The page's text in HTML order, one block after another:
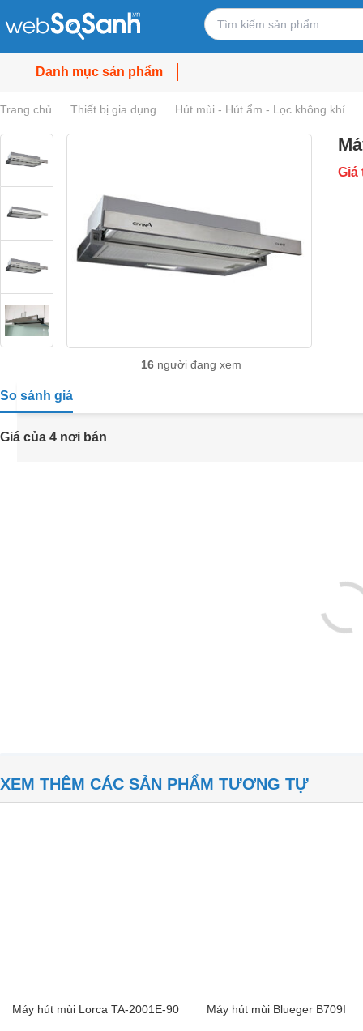
Danh mục sản phẩm
Trang chủ Thiết bị gia dụng Hút mùi - Hút ẩm - Lọc không khí
16 người đang xem
Giá
So sánh giá
Giá của 4 nơi bán
XEM THÊM CÁC SẢN PHẨM TƯƠNG TỰ
Máy hút mùi Lorca TA-2001E-90 Máy hút mùi Blueger B709I